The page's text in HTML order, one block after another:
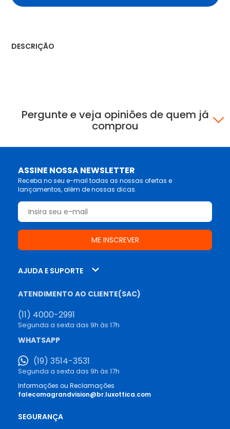
DESCRIÇÃO
Pergunte e veja opiniões de quem já
comprou
ASSINE NOSSA NEWSLETTER
Receba no seu e-mail todas as nossas ofertas e
lançamentos, além de nossas dicas.
AJUDA E SUPORTE
ATENDIMENTO AO CLIENTE(SAC)
(11) 4000-2991
Segunda a sexta das 9h às 17h
WHATSAPP
(19) 3514-3531
Segunda a sexta das 9h às 17h
Informações ou Reclamações
falecomagrandvision@br.luxottica.com
SEGURANÇA